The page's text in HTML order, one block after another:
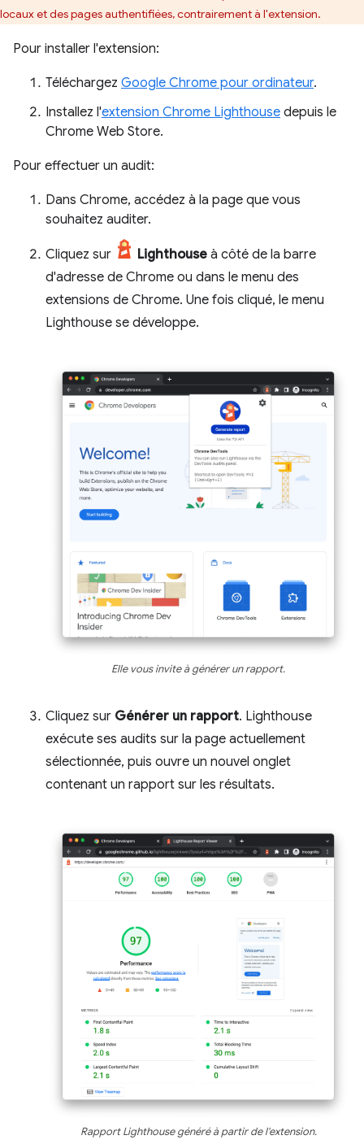
locaux et des pages authentifiées, contrairement à l'extension.
Pour installer l'extension:
Téléchargez Google Chrome pour ordinateur.
Installez l'extension Chrome Lighthouse depuis le
Chrome Web Store.
Pour effectuer un audit:
Dans Chrome, accédez à la page que vous
souhaitez auditer.
Cliquez sur Lighthouse à côté de la barre
d'adresse de Chrome ou dans le menu des
extensions de Chrome. Une fois cliqué, le menu
Lighthouse se développe.
Elle vous invite à générer un rapport.
Cliquez sur Générer un rapport. Lighthouse
exécute ses audits sur la page actuellement
sélectionnée, puis ouvre un nouvel onglet
contenant un rapport sur les résultats.
Rapport Lighthouse généré à partir de l'extension.